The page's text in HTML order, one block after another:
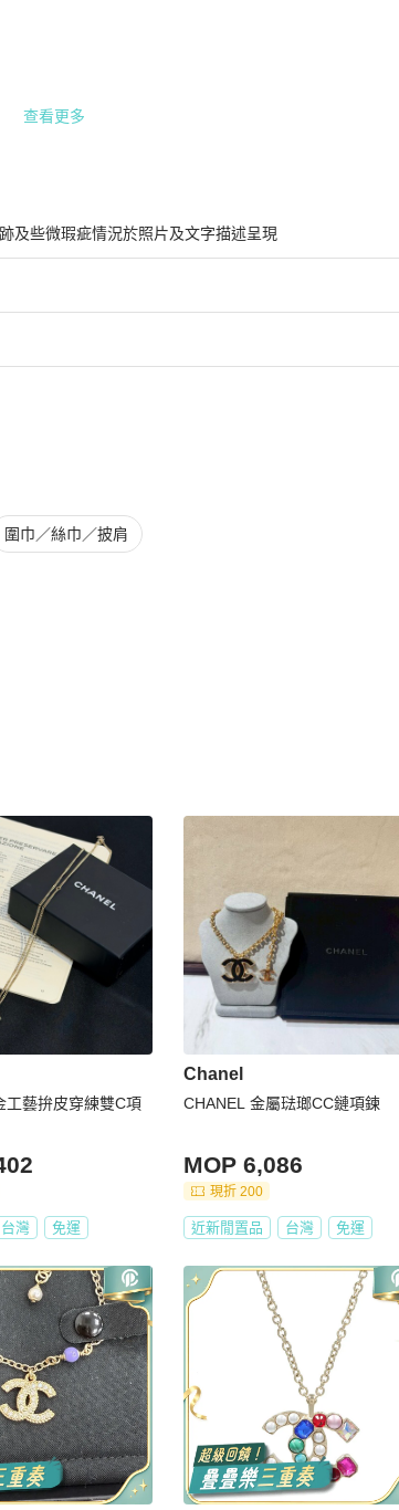
查看更多
及些微瑕疵情況於照片及文字描述呈現
圍巾／絲巾／披肩
工藝拚皮穿練雙C項
台灣 免運
Chanel
CHANEL 金屬琺瑯CC鏈項鍊
MOP 6,086
現折 200
近新閒置品 台灣 免運